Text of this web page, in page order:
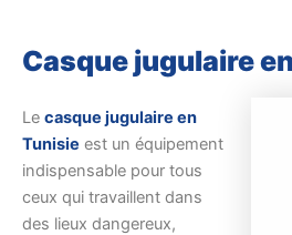
Casque jugulaire
Le casque jugulaire en
Tunisie est un équipement
indispensable pour tous
ceux qui travaillent dans
des lieux dangereux,